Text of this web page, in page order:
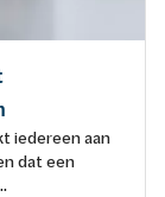
iedereen aan
dat een